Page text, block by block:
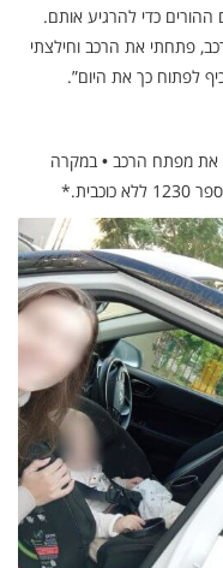
כדי להרגיע אותם.
פתחתי את הרכב וחילצתי
לפתוח כך את היום”.
את מפתח הרכב • במקרה